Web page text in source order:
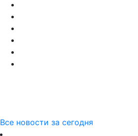
Все новости за сегодня